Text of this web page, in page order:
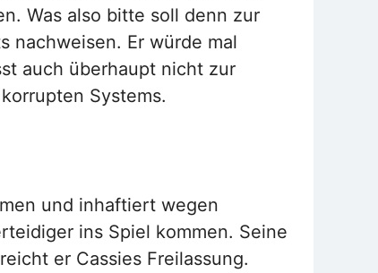
Was also bitte soll denn zur
nachweisen. Er würde mal
auch überhaupt nicht zur
Systems.
und inhaftiert wegen
ins Spiel kommen. Seine
er Cassies Freilassung.